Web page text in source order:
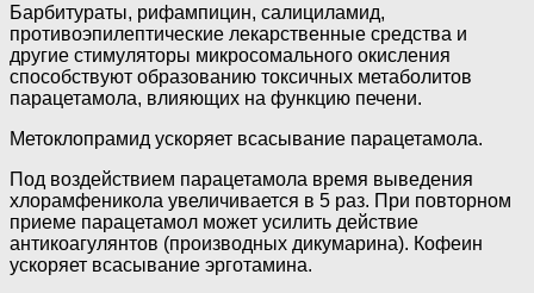
Барбитураты, рифампицин, салициламид,
противоэпилептические лекарственные средства и
другие стимуляторы микросомального окисления
способствуют образованию токсичных метаболитов
парацетамола, влияющих на функцию печени.
Метоклопрамид ускоряет всасывание парацетамола.
Под воздействием парацетамола время выведения
хлорамфеникола увеличивается в 5 раз. При повторном
приеме парацетамол может усилить действие
антикоагулянтов (производных дикумарина). Кофеин
ускоряет всасывание эрготамина.